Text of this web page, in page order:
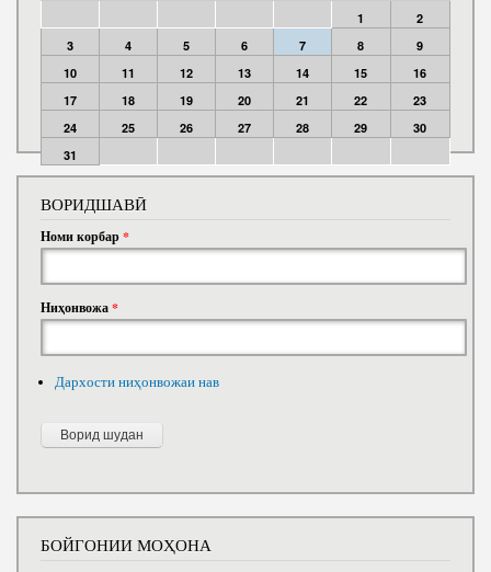
1
2
3
4 5 6 7 8
9
10
11 12 13 14 15
16
17
18 19 20 21 22
23
24
25 26 27 28 29
30
31
ВОРИДШАВӢ
Номи корбар*
Ниҳонвожа*
Дархости ниҳонвожаи нав
БОЙГОНИИ МОҲОНА